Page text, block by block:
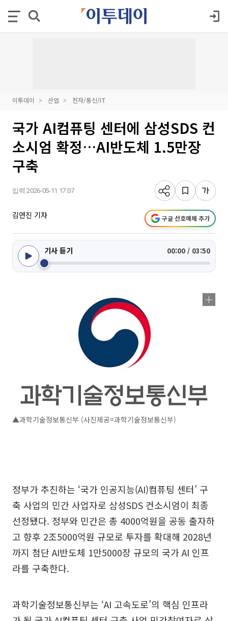
이투데이 산업 전자/통신/IT
국가 AI컴퓨팅 센터에 삼성SDS 컨
소시엄 확정…AI반도체 1.5만장
구축
입력 2026-05-11 17:07
김연진 기자 구글 선호매체 추가
기사 듣기 00:00 / 03:50
▲과학기술정보통신부 (사진제공=과학기술정보통신부)
정부가 추진하는 ‘국가 인공지능(AI)컴퓨팅 센터’ 구
축 사업의 민간 사업자로 삼성SDS 컨소시엄이 최종
선정됐다. 정부와 민간은 총 4000억원을 공동 출자하
고 향후 2조5000억원 규모로 투자를 확대해 2028년
까지 첨단 AI반도체 1만5000장 규모의 국가 AI 인프
라를 구축한다.
과학기술정보통신부는 ‘AI 고속도로’의 핵심 인프라